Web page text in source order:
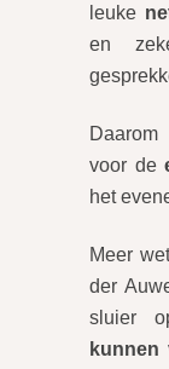
leuke
en
voor de
het
Meer
der
sluier
kunnen